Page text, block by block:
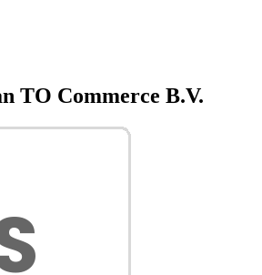
TO Commerce B.V.